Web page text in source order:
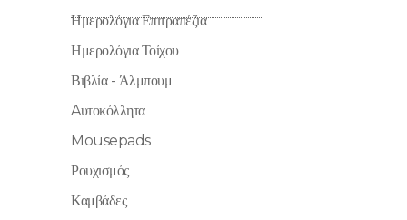
Ημερολόγια Επιτραπέζια
Ημερολόγια Τοίχου
Βιβλία - Άλμπουμ
Aυτοκόλλητα
Mousepads
Ρουχισμός
Καμβάδες